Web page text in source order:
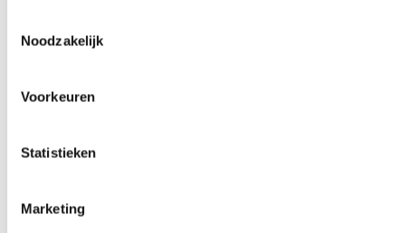
Noodzakelijk
Voorkeuren
Statistieken
Marketing